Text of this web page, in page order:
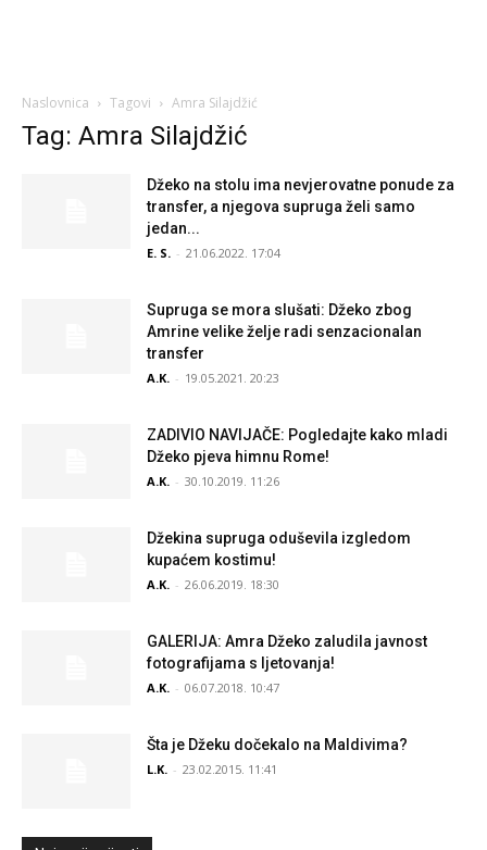
Naslovnica Tagovi Amra Silajdžić
Tag: Amra Silajdžić
Džeko na stolu ima nevjerovatne ponude za
transfer, a njegova supruga želi samo
jedan...
E. S. - 21.06.2022. 17:04
Supruga se mora slušati: Džeko zbog
Amrine velike želje radi senzacionalan
transfer
A.K. - 19.05.2021. 20:23
ZADIVIO NAVIJAČE: Pogledajte kako mladi
Džeko pjeva himnu Rome!
A.K. - 30.10.2019. 11:26
Džekina supruga oduševila izgledom
kupaćem kostimu!
A.K. - 26.06.2019. 18:30
GALERIJA: Amra Džeko zaludila javnost
fotografijama s ljetovanja!
A.K. - 06.07.2018. 10:47
Šta je Džeku dočekalo na Maldivima?
L.K. - 23.02.2015. 11:41